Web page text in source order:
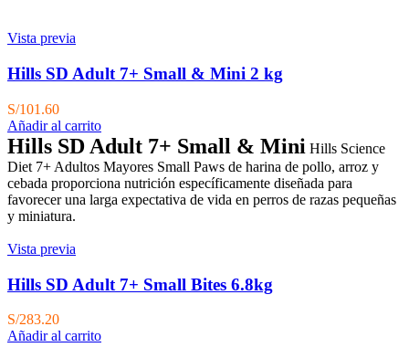
Vista previa
Hills SD Adult 7+ Small & Mini 2 kg
S/101.60
Añadir al carrito
Hills SD Adult 7+ Small & Mini Hills Science
Diet 7+ Adultos Mayores Small Paws de harina de pollo, arroz y
cebada proporciona nutrición específicamente diseñada para
favorecer una larga expectativa de vida en perros de razas pequeñas
y miniatura.
Vista previa
Hills SD Adult 7+ Small Bites 6.8kg
S/283.20
Añadir al carrito